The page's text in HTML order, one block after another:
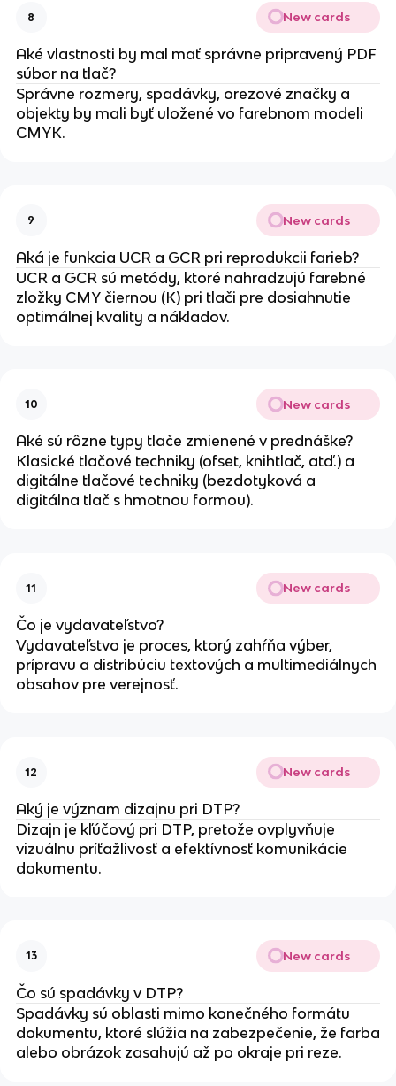
8 New cards
Aké vlastnosti by mal mať správne pripravený PDF
súbor na tlač?
Správne rozmery, spadávky, orezové značky a
objekty by mali byť uložené vo farebnom modeli
CMYK.
9 New cards
Aká je funkcia UCR a GCR pri reprodukcii farieb?
UCR a GCR sú metódy, ktoré nahradzujú farebné
zložky CMY čiernou (K) pri tlači pre dosiahnutie
optimálnej kvality a nákladov.
10 New cards
Aké sú rôzne typy tlače zmienené v prednáške?
Klasické tlačové techniky (ofset, knihtlač, atď.) a
digitálne tlačové techniky (bezdotyková a
digitálna tlač s hmotnou formou).
11 New cards
Čo je vydavateľstvo?
Vydavateľstvo je proces, ktorý zahŕňa výber,
prípravu a distribúciu textových a multimediálnych
obsahov pre verejnosť.
12 New cards
Aký je význam dizajnu pri DTP?
Dizajn je kľúčový pri DTP, pretože ovplyvňuje
vizuálnu príťažlivosť a efektívnosť komunikácie
dokumentu.
13 New cards
Čo sú spadávky v DTP?
Spadávky sú oblasti mimo konečného formátu
dokumentu, ktoré slúžia na zabezpečenie, že farba
alebo obrázok zasahujú až po okraje pri reze.